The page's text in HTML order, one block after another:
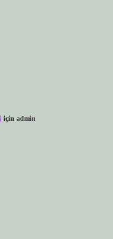
için admin